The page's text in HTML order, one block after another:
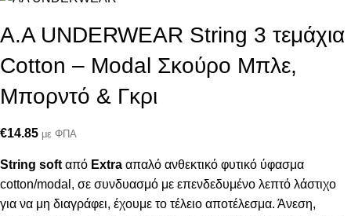
Α.A UNDERWEAR String 3 τεμάχια
Cotton – Modal Σκούρο Μπλε,
Μπορντό & Γκρι
€14.85 με ΦΠΑ
String soft από Extra απαλό ανθεκτικό φυτικό ύφασμα
cotton/modal, σε συνδυασμό με επενδεδυμένο λεπτό λάστιχο
για να μη διαγράφει, έχουμε το τέλειο αποτέλεσμα. Άνεση,